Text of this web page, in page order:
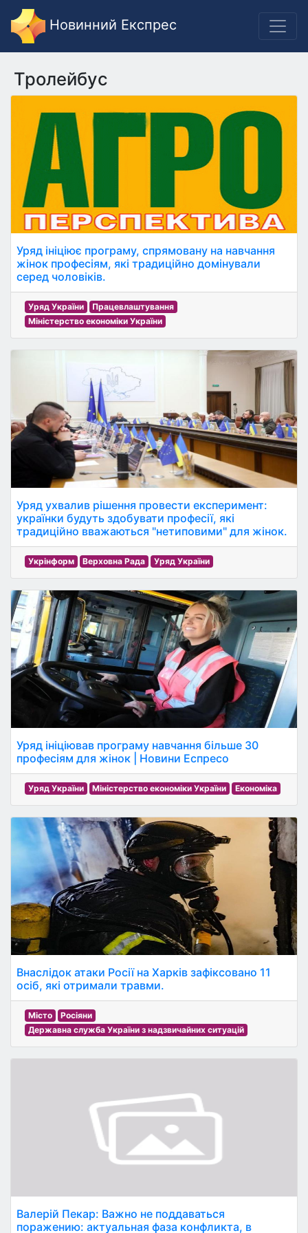
Новинний Експрес
Тролейбус
Уряд ініціює програму, спрямовану на навчання
жінок професіям, які традиційно домінували
серед чоловіків.
Уряд України
Працевлаштування
Міністерство економіки України
Уряд ухвалив рішення провести експеримент:
українки будуть здобувати професії, які
традиційно вважаються "нетиповими" для жінок.
Укрінформ Верховна Рада Уряд України
Уряд ініціював програму навчання більше 30
професіям для жінок | Новини Еспресо
Уряд України Міністерство економіки України Економіка
Внаслідок атаки Росії на Харків зафіксовано 11
осіб, які отримали травми.
Місто
Росіяни
Державна служба України з надзвичайних ситуацій
Валерій Пекар: Важно не поддаваться
поражению: актуальная фаза конфликта, в